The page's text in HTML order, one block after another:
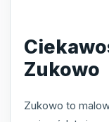
Zukowo
Zukowo to